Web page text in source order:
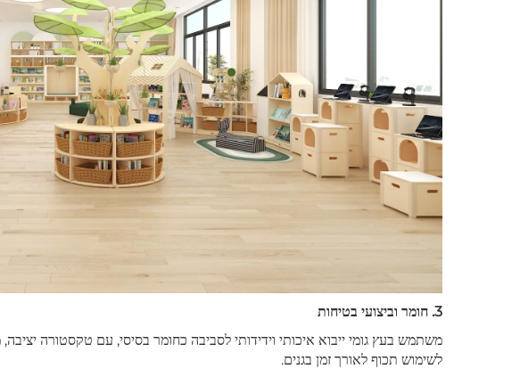
3. חומר וביצועי בטיחות
משתמש בעץ גומי ייבוא איכותי וידידותי לסביבה כחומר בסיסי, עם טקסטורה
לשימוש תכוף לאורך זמן בגנים.